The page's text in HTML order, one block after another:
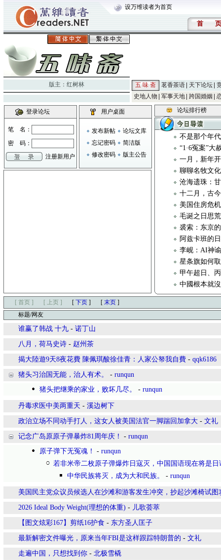
设万维读者为首页
首 页
版主： 红树林 五 味 斋 茗香茶语 天下论坛
史地人物
军事天地 跨国婚姻
登录论坛
笔 名：
密 码：
注册新用户
用户桌面
发布新帖
论坛文库
忘记密码
简洁版
修改密码
版主公告
论坛排行榜
不是那个年
“1·6冤案”大
一月，新年
聊聊名牧文
沧海遗珠：
十二月，古
美国住房危
毛诞之日思
裘索：东京
阿兹卡班的
李岘：AI神
星条旗如何
甲午超日、
中國根本就
[ 首页 ] [ 上页 ] [ 下页 ] [ 末页 ]
标题/网友
谁赢了韩战 十九 - 诺丁山
八月，荷马史诗 - 赵州茶
揭大陸遊9天8夜花費 陳佩琪酸徐佳青：人家公帑我自費 - qqk6186
猪头习治国无能，治人有术。 - runqun
猪头把继乘的家业，败坏几尽。
- runqun
丹毒求医中美两重天 - 溪边树下
政治立场不同动手打人，这女人被美国法官一脚踹回加拿大 - 文礼
记念广岛原原子弹暴炸81周年庆！ - runqun
原子弹下无冤魂！
- runqun
若非米帝二枚原子弹爆炸日寇灭，中国国语现在将是日
中华民族将灭，成为大和民族。
- runqun
美国民主党众议员候选人在沙滩和游客发生冲突，抄起沙滩椅试图
2026 Ideal Body Weight(理想的体重) - 儿歌荟萃
【图文炫彩167】剪纸16护食 - 东方圣人匡子
最新解密文件曝光，原来当年FBI是这样跟踪特朗普的 - 文礼
走遍中国，只想找到你 - 北极雪橇